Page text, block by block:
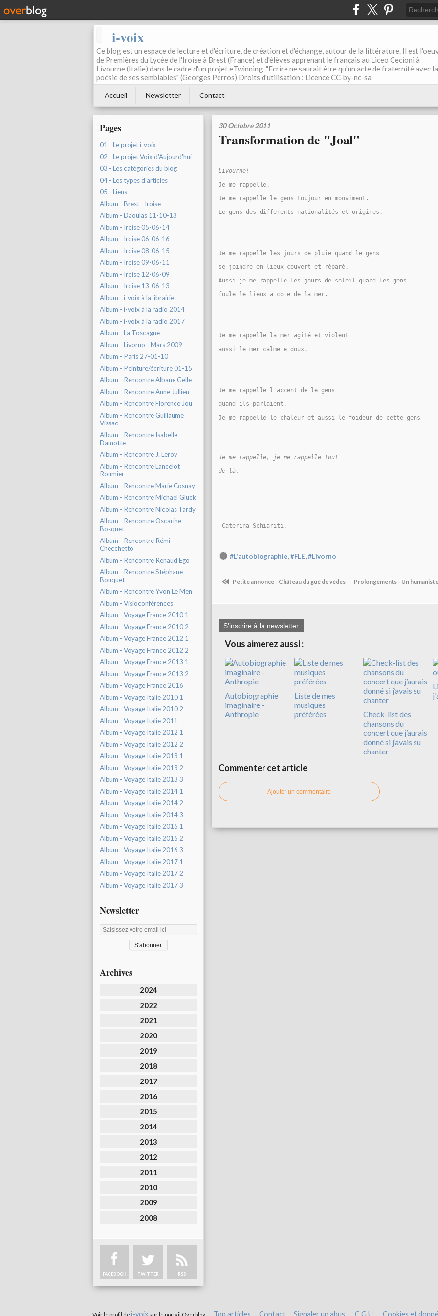
i-voix
Ce blog est un espace de lecture et d'écriture, de création et d'échange, autour de la littérature. Il est
de Premières du Lycée de l'Iroise à Brest (France) et d'élèves apprenant le français au Liceo Cecioni à
Livourne (Italie) dans le cadre d'un projet eTwinning. "Ecrire ne saurait être qu'un acte de fraternité avec la
poésie de ses semblables" (Georges Perros) Droits d'utilisation : Licence CC-by-nc-sa
Accueil Newsletter Contact
Pages
01 - Le projet i-voix
02 - Le projet Voix d'Aujourd'hui
03 - Les catégories du blog
04 - Les types d'articles
05 - Liens
Album - Brest - Iroise
Album - Daoulas 11-10-13
Album - Iroise 05-06-14
Album - Iroise 06-06-16
Album - Iroise 08-06-15
Album - Iroise 09-06-11
Album - Iroise 12-06-09
Album - Iroise 13-06-13
Album - i-voix à la librairie
Album - i-voix à la radio 2014
Album - i-voix à la radio 2017
Album - La Toscagne
Album - Livorno - Mars 2009
Album - Paris 27-01-10
Album - Peinture/écriture 01-15
Album - Rencontre Albane Gelle
Album - Rencontre Anne Jullien
Album - Rencontre Florence Jou
Album - Rencontre Guillaume
Vissac
Album - Rencontre Isabelle
Damotte
Album - Rencontre J. Leroy
Album - Rencontre Lancelot
Roumier
Album - Rencontre Marie Cosnay
Album - Rencontre Michaël Glück
Album - Rencontre Nicolas Tardy
Album - Rencontre Oscarine
Bosquet
Album - Rencontre Rémi
Checchetto
Album - Rencontre Renaud Ego
Album - Rencontre Stéphane
Bouquet
Album - Rencontre Yvon Le Men
Album - Visioconfèrences
Album - Voyage France 2010 1
Album - Voyage France 2010 2
Album - Voyage France 2012 1
Album - Voyage France 2012 2
Album - Voyage France 2013 1
Album - Voyage France 2013 2
Album - Voyage France 2016
Album - Voyage Italie 2010 1
Album - Voyage Italie 2010 2
Album - Voyage Italie 2011
Album - Voyage Italie 2012 1
Album - Voyage Italie 2012 2
Album - Voyage Italie 2013 1
Album - Voyage Italie 2013 2
Album - Voyage Italie 2013 3
Album - Voyage Italie 2014 1
Album - Voyage Italie 2014 2
Album - Voyage Italie 2014 3
Album - Voyage Italie 2016 1
Album - Voyage Italie 2016 2
Album - Voyage Italie 2016 3
Album - Voyage Italie 2017 1
Album - Voyage Italie 2017 2
Album - Voyage Italie 2017 3
Newsletter
Archives
2024
2022
2021
2020
2019
2018
2017
2016
2015
2014
2013
2012
2011
2010
2009
2008
FACEBOOK TWITTER RSS
30 Octobre 2011
Transformation de "Joal"
Livourne!
Je me rappelle.
Je me rappelle le gens toujour en mouviment.
Le gens des differents nationalités et origines.
Je me rappelle les jours de pluie quand le gens
se joindre en lieux couvert et réparé.
Aussi je me rappelle les jours de soleil quand les gens
foule le lieux a cote de la mer.
Je me rappelle la mer agité et violent
aussi le mer calme e doux.
Je me rappelle l'accent de le gens
quand ils parlaient.
Je me rappelle le chaleur et aussi le foideur de cette gens
Je me rappelle, je me rappelle tout
de là.
#L'autobiographie,#FLE,#Livorno
Petite annonce - Château du gué de vèdes Prolongements - Un
S'inscrire à la newsletter
Vous aimerez aussi :
Autobiographie
imaginaire -
Anthropie
Liste de mes
musiques
préférées
Check-list des
chansons du
concert que j’aurais
donné si j’avais su
chanter
Commenter cet article
Ajouter un commentaire
Voir le profil de i-voixsur le portail Overblog Top articles Contact Signaler un abus C.G.U. Cookies et